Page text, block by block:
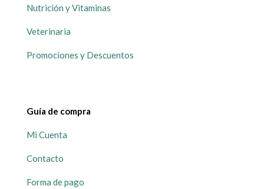
Nutrición y Vitaminas
Veterinaria
Promociones y Descuentos
Guía de compra
Mi Cuenta
Contacto
Forma de pago